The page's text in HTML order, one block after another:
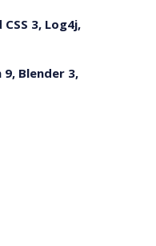
3, Log4j,
Blender 3,